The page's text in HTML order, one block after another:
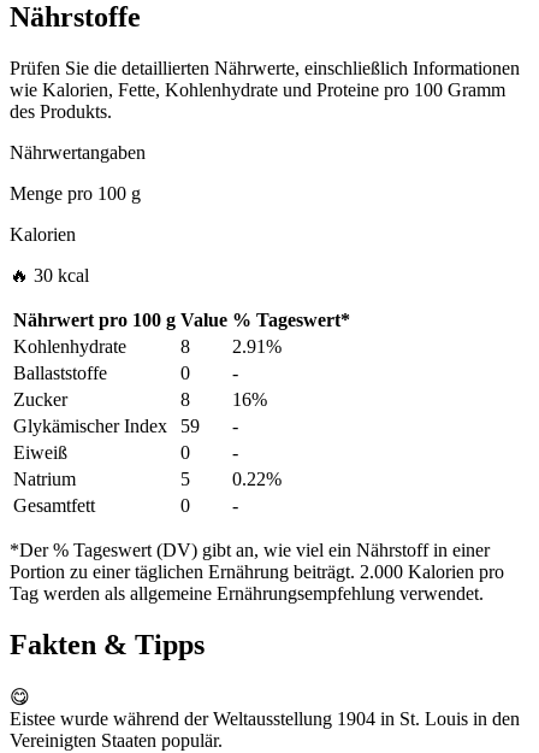
Nährstoffe
Prüfen Sie die detaillierten Nährwerte, einschließlich Informationen
wie Kalorien, Fette, Kohlenhydrate und Proteine pro 100 Gramm
des Produkts.
Nährwertangaben
Menge pro 100 g
Kalorien
🔥 30 kcal
Nährwert pro 100 g Value % Tageswert*
Kohlenhydrate
8
2.91%
Ballaststoffe
0
-
Zucker
8
16%
Glykämischer Index
59
-
Eiweiß
0
-
Natrium
5
0.22%
Gesamtfett
0 -
*Der % Tageswert (DV) gibt an, wie viel ein Nährstoff in einer
Portion zu einer täglichen Ernährung beiträgt. 2.000 Kalorien pro
Tag werden als allgemeine Ernährungsempfehlung verwendet.
Fakten & Tipps
😋
Eistee wurde während der Weltausstellung 1904 in St. Louis in den
Vereinigten Staaten populär.